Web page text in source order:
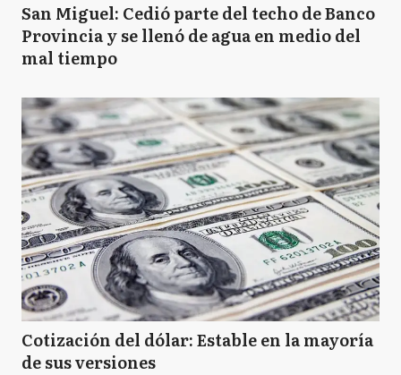
San Miguel: Cedió parte del techo de Banco
Provincia y se llenó de agua en medio del
mal tiempo
Cotización del dólar: Estable en la mayoría
de sus versiones